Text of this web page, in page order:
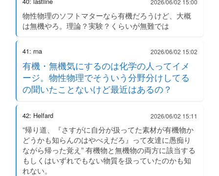
物性物理のソフトマターなら有機だろうけど、大概
は無機やろ。理論？実験？くらいが無難では
41: rna 2026/06/02 15:02
有機・無機気にするのは化学の人ってイメ
ージ。物性物理でそういう分野分けしてる
の聞いたことないけど最近はあるの？
42: Helfard 2026/06/02 15:11
“帰り道、『さすがに自分が扱ってた素材が有機物か
どうかも知らんのはやべえだろ』って友達に愚痴り
ながら帰った覚え” 有機物と無機物の両方に該当する
もしくはいずれでもない物質を扱っていたのかも知
れない。